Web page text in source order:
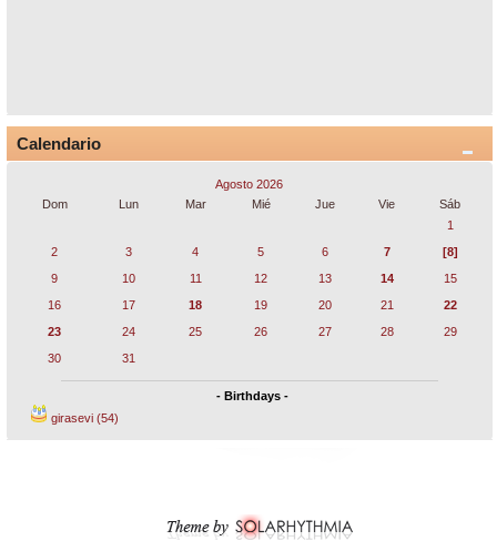
Calendario
Agosto 2026
Dom
Lun Mar Mié Jue Vie
Sáb
1
2
3 4 5 6 7
[8]
9
10 11 12 13 14
15
16
17 18 19 20 21
22
23
24 25 26 27 28
29
30
31
- Birthdays -
girasevi (54)